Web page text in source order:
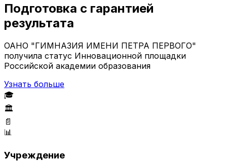
Подготовка с гарантией
результата
ОАНО "ГИМНАЗИЯ ИМЕНИ ПЕТРА ПЕРВОГО"
получила статус Инновационной площадки
Российской академии образования
Узнать больше
🎓
🏛️
📄
📊
Учреждение